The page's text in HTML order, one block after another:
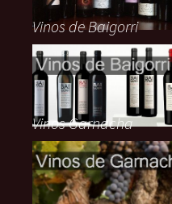
Vinos de Baigorri
Vinos Garnacha